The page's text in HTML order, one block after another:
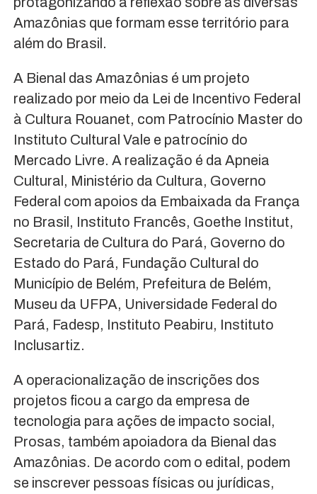
Amazônias que formam esse território para
além do Brasil.
A Bienal das Amazônias é um projeto
realizado por meio da Lei de Incentivo Federal
à Cultura Rouanet, com Patrocínio Master do
Instituto Cultural Vale e patrocínio do
Mercado Livre. A realização é da Apneia
Cultural, Ministério da Cultura, Governo
Federal com apoios da Embaixada da França
no Brasil, Instituto Francês, Goethe Institut,
Secretaria de Cultura do Pará, Governo do
Estado do Pará, Fundação Cultural do
Município de Belém, Prefeitura de Belém,
Museu da UFPA, Universidade Federal do
Pará, Fadesp, Instituto Peabiru, Instituto
Inclusartiz.
A operacionalização de inscrições dos
projetos ficou a cargo da empresa de
tecnologia para ações de impacto social,
Prosas, também apoiadora da Bienal das
Amazônias. De acordo com o edital, podem
se inscrever pessoas físicas ou jurídicas,